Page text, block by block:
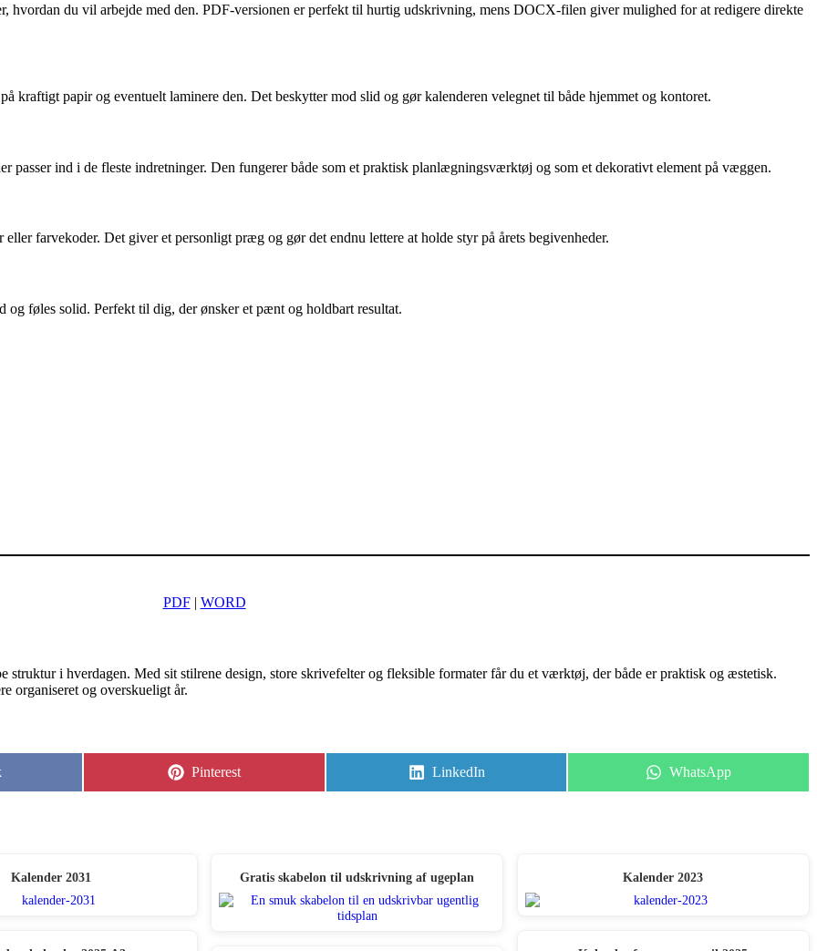
hvordan du vil arbejde med den. PDF‑versionen er perfekt til hurtig udskrivning, mens DOCX‑filen giver mulighed for at redigere direkte
kraftigt papir og eventuelt laminere den. Det beskytter mod slid og gør kalenderen velegnet til både hjemmet og kontoret.
passer ind i de fleste indretninger. Den fungerer både som et praktisk planlægningsværktøj og som et dekorativt element på væggen.
farvekoder. Det giver et personligt præg og gør det endnu lettere at holde styr på årets begivenheder.
og føles solid. Perfekt til dig, der ønsker et pænt og holdbart resultat.
PDF| WORD
struktur i hverdagen. Med sit stilrene design, store skrivefelter og fleksible formater får du et værktøj, der både er praktisk og æstetisk.
organiseret og overskueligt år.
Share
Pinterest
Share
LinkedIn
Share
WhatsApp
Kalender 2031 Gratis skabelon til udskrivning af ugeplan Kalender 2023